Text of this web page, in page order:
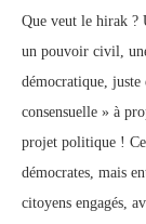
Que veut le hirak ?
un pouvoir civil,
démocratique,
consensuelle » à
projet politique !
démocrates, mais
citoyens engagés,